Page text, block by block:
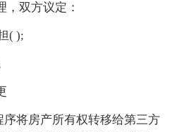
，双方议定：
( );
序将房产所有权转移给第三方